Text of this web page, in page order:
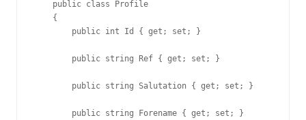
    public class Profile
    {
        public int Id { get; set; }
        public string Ref { get; set; }
        public string Salutation { get; set; }
        public string Forename { get; set; }